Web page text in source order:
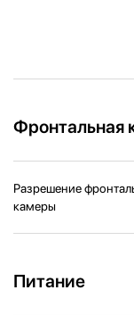
Фронтальная
Разрешение
камеры
Питание